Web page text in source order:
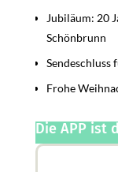
Jubiläum: 20
Schönbrunn
Sendeschluss
Frohe
Die APP ist